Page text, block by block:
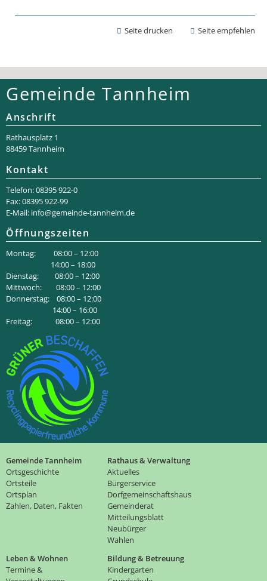
Seite drucken Seite empfehlen
Gemeinde Tannheim
Anschrift
Rathaus­platz 1
88459 Tannheim
Kontakt
Telefon: 08395 922-0
Fax: 08395 922-99
E-Mail: info@gemeinde-tannheim.de
Öffnungszeiten
Montag: 08:00 – 12:00
14:00 – 18:00
Dienstag: 08:00 – 12:00
Mittwoch: 08:00 – 12:00
Donnerstag: 08:00 – 12:00
14:00 – 16:00
Freitag: 08:00 – 12:00
Gemeinde Tannheim
Ortsgeschichte
Ortsteile
Ortsplan
Zahlen, Daten, Fakten
Rathaus & Verwaltung
Aktuelles
Bürgerservice
Dorfgemeinschaftshaus
Gemeinderat
Mitteilungsblatt
Neubürger
Wahlen
Leben & Wohnen
Termine &
Bildung & Betreuung
Kindergarten